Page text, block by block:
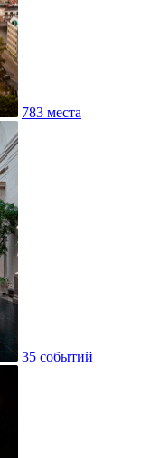
783 места
35 событий